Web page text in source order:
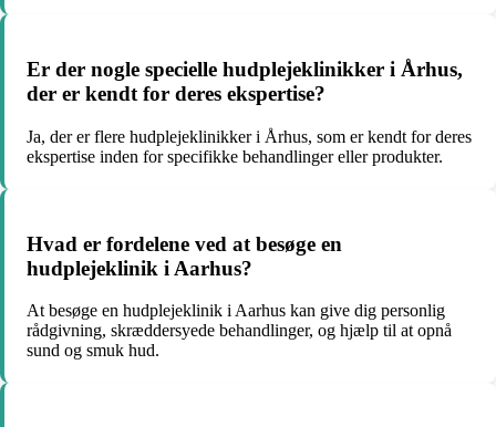
Er der nogle specielle hudplejeklinikker i Århus,
der er kendt for deres ekspertise?
Ja, der er flere hudplejeklinikker i Århus, som er kendt for deres
ekspertise inden for specifikke behandlinger eller produkter.
Hvad er fordelene ved at besøge en
hudplejeklinik i Aarhus?
At besøge en hudplejeklinik i Aarhus kan give dig personlig
rådgivning, skræddersyede behandlinger, og hjælp til at opnå
sund og smuk hud.